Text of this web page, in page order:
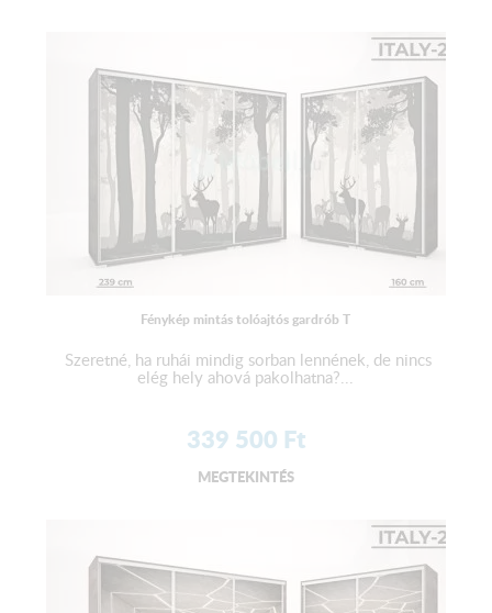
Fénykép mintás tolóajtós gardrób T
Szeretné, ha ruhái mindig sorban lennének, de nincs
elég hely ahová pakolhatna?...
339 500 Ft
MEGTEKINTÉS